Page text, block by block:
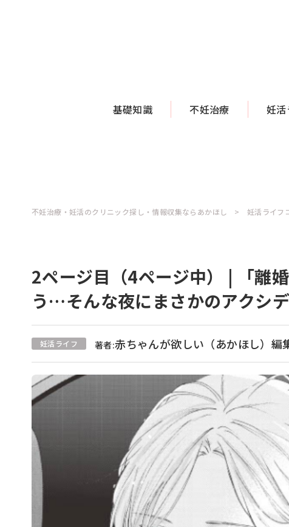
基礎知識 不妊治療 妊活
不妊治療・妊活のクリニック探し・情報収集ならあかほし 妊活ライフ
2ページ目（4ページ中） | 「離
う…そんな夜にまさかのアクシ
妊活ライフ 著者:赤ちゃんが欲しい（あかほし）編